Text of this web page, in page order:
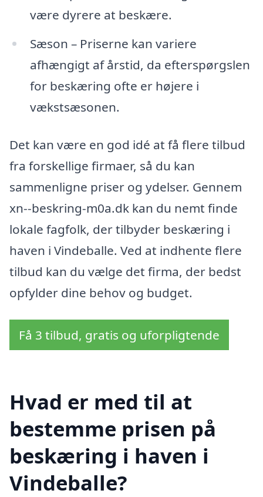
være dyrere at beskære.
Sæson – Priserne kan variere
afhængigt af årstid, da efterspørgslen
for beskæring ofte er højere i
vækstsæsonen.
Det kan være en god idé at få flere tilbud
fra forskellige firmaer, så du kan
sammenligne priser og ydelser. Gennem
xn--beskring-m0a.dk kan du nemt finde
lokale fagfolk, der tilbyder beskæring i
haven i Vindeballe. Ved at indhente flere
tilbud kan du vælge det firma, der bedst
opfylder dine behov og budget.
Få 3 tilbud, gratis og uforpligtende
Hvad er med til at
bestemme prisen på
beskæring i haven i
Vindeballe?